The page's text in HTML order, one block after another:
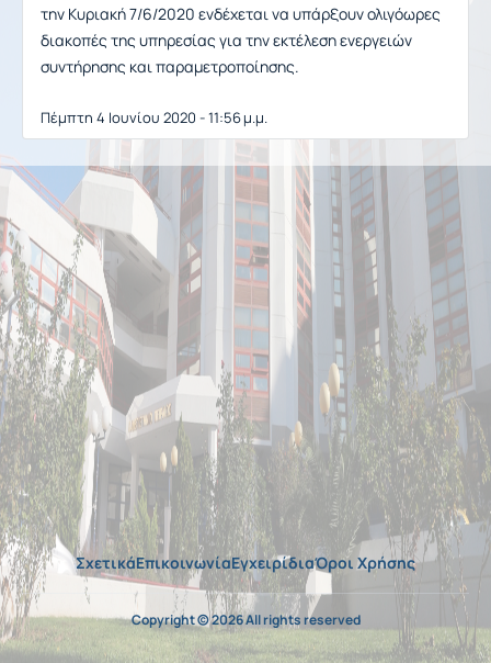
την Κυριακή 7/6/2020 ενδέχεται να υπάρξουν ολιγόωρες
διακοπές της υπηρεσίας για την εκτέλεση ενεργειών
συντήρησης και παραμετροποίησης.
Πέμπτη 4 Ιουνίου 2020 - 11:56 μ.μ.
ΣχετικάΕπικοινωνίαΕγχειρίδιαΌροι Χρήσης
Copyright © 2026 All rights reserved